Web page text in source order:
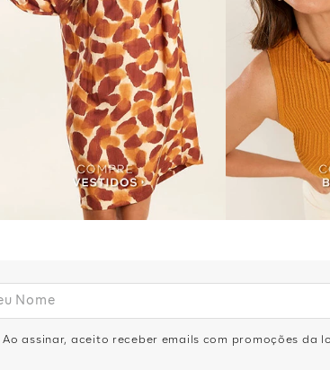
Ao assinar, aceito receber emails com promoções da